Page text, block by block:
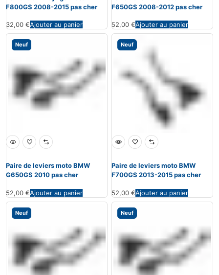
F800GS 2008-2015 pas cher
32,00 €Ajouter au panier
F650GS 2008-2012 pas cher
52,00 €Ajouter au panier
Neuf
Paire de leviers moto BMW
G650GS 2010 pas cher
52,00 €Ajouter au panier
Neuf
Paire de leviers moto BMW
F700GS 2013-2015 pas cher
52,00 €Ajouter au panier
Neuf Neuf